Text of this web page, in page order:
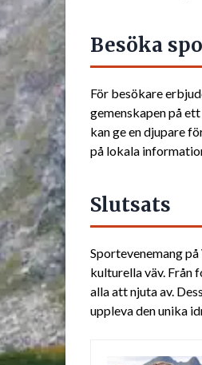
Besöka
För besökare
gemenskapen på
kan ge en djupare
på lokala
Slutsats
Sportevenemang
kulturella väv. Från
alla att njuta av.
uppleva den unika